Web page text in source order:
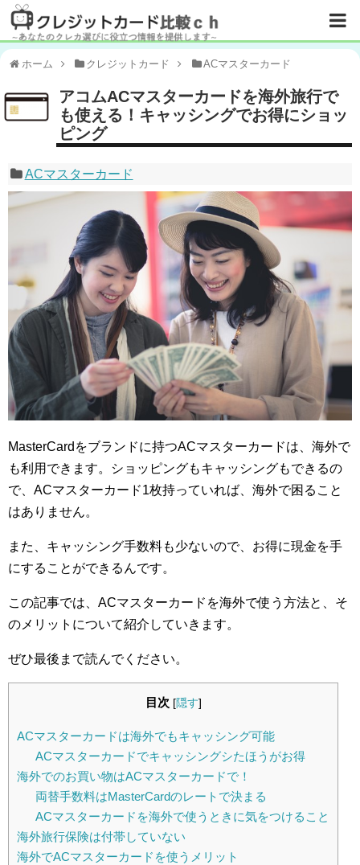
ホーム クレジットカード ACマスターカード
アコムACマスターカードを海外旅行で
も使える！キャッシングでお得にショッ
ピング
ACマスターカード
MasterCardをブランドに持つACマスターカードは、海外で
も利用できます。ショッピングもキャッシングもできるの
で、ACマスターカード1枚持っていれば、海外で困ること
はありません。
また、キャッシング手数料も少ないので、お得に現金を手
にすることができるんです。
この記事では、ACマスターカードを海外で使う方法と、そ
のメリットについて紹介していきます。
ぜひ最後まで読んでください。
目次 [隠す]
ACマスターカードは海外でもキャッシング可能
ACマスターカードでキャッシングシたほうがお得
海外でのお買い物はACマスターカードで！
両替手数料はMasterCardのレートで決まる
ACマスターカードを海外で使うときに気をつけること
海外旅行保険は付帯していない
海外でACマスターカードを使うメリット